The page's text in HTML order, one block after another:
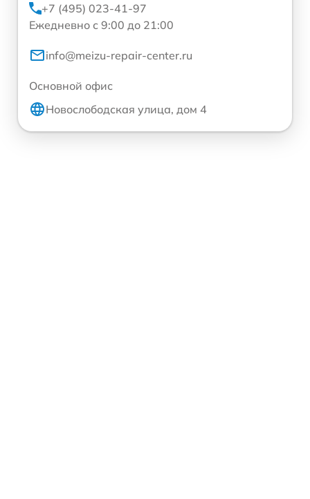
+7 (495) 023-41-97
Ежедневно с 9:00 до 21:00
info@meizu-repair-center.ru
Основной офис
Новослободская улица, дом 4